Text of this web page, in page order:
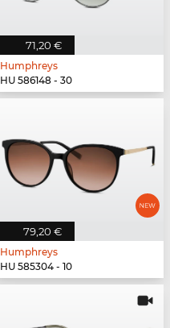
71,20 €
Humphreys
HU 586148 - 30
79,20 €
Humphreys
HU 585304 - 10